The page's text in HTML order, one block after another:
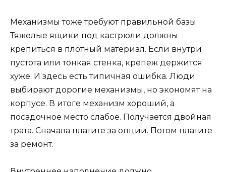
Механизмы тоже требуют правильной базы.
Тяжелые ящики под кастрюли должны
крепиться в плотный материал. Если внутри
пустота или тонкая стенка, крепеж держится
хуже. И здесь есть типичная ошибка. Люди
выбирают дорогие механизмы, но экономят на
корпусе. В итоге механизм хороший, а
посадочное место слабое. Получается двойная
трата. Сначала платите за опции. Потом платите
за ремонт.